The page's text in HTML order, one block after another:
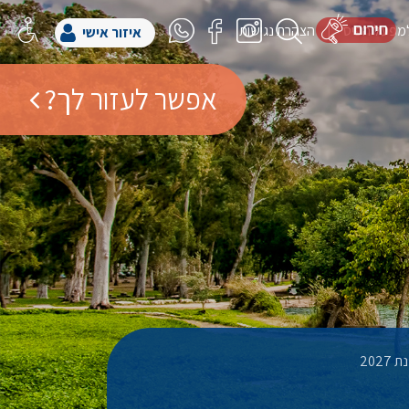
הפיס הצהרת נגישות איזור אישי
אפשר לעזור לך?